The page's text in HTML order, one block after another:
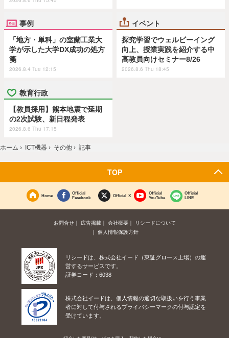
事例
「地方・単科」の室蘭工業大
学が示した大学DX成功の処方
箋
2026.8.4 Tue 12:15
イベント
探究学習でウェルビーイング
向上、授業実践を紹介する中
高教員向けセミナー8/26
2026.8.6 Thu 18:45
教育行政
【教員採用】熊本地震で延期
の2次試験、新日程発表
2026.8.6 Thu 17:15
ホーム › ICT機器 › その他 › 記事
TOP
Home
Official
Facebook
Official X
Official
YouTube
Official
LINE
お問合せ 広告掲載 会社概要
リシードについて
個人情報保護方針
リシードは、株式会社イード（東証グロース上場）の運
営するサービスです。
証券コード：6038
株式会社イードは、個人情報の適切な取扱いを行う事業
者に対して付与されるプライバシーマークの付与認定を
受けています。